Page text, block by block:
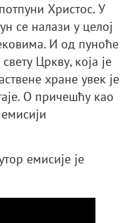
Христос. У
се налази у целој
И од пуноће
Цркву, која је
хране увек је
О причешћу као
емисије је